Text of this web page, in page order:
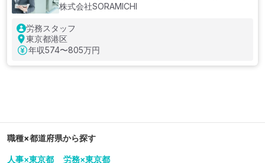
株式会社SORAMICHI
労務スタッフ
東京都港区
年収574〜805万円
職種×都道府県から探す
人事×東京都 労務×東京都